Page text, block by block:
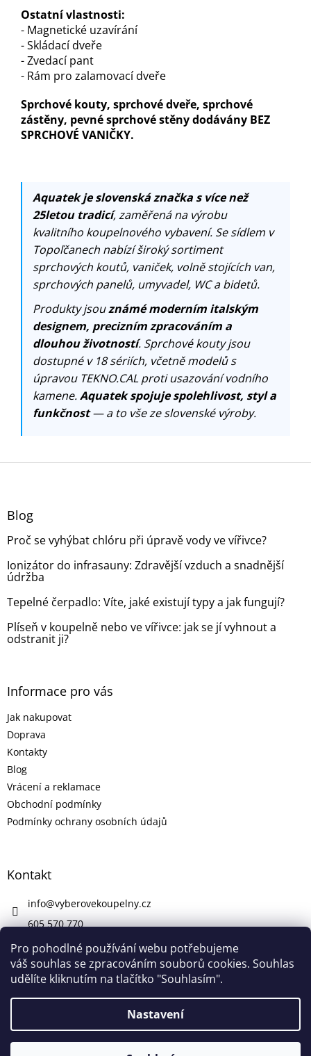
Pro pohodlné používání webu potřebujeme
váš souhlas se zpracováním souborů cookies. Souhlas
udělíte kliknutím na tlačítko "Souhlasím".
Nastavení
V pátek 7. 8. máme firemní dovolenou. V případě potřeby nám
Ostatní vlastnosti:
- Magnetické uzavírání
- Skládací dveře
- Zvedací pant
- Rám pro zalamovací dveře
Sprchové kouty, sprchové dveře, sprchové
zástěny, pevné sprchové stěny dodávány BEZ
SPRCHOVÉ VANIČKY.
Aquatek je slovenská značka s více než
25letou tradicí, zaměřená na výrobu
kvalitního koupelnového vybavení. Se sídlem v
Topoľčanech nabízí široký sortiment
sprchových koutů, vaniček, volně stojících van,
sprchových panelů, umyvadel, WC a bidetů.
Produkty jsouznámé moderním italským
designem, precizním zpracováním a
dlouhou životností. Sprchové kouty jsou
dostupné v 18 sériích, včetně modelů s
úpravou TEKNO.CAL proti usazování vodního
kamene.Aquatek spojuje spolehlivost, styl a
funkčnost— a to vše ze slovenské výroby.
Z
Blog
Proč se vyhýbat chlóru při úpravě vody ve vířivce?
Ionizátor do infrasauny: Zdravější vzduch a snadnější
údržba
Tepelné čerpadlo: Víte, jaké existují typy a jak fungují?
Plíseň v koupelně nebo ve vířivce: jak se jí vyhnout a
odstranit ji?
Informace pro vás
Jak nakupovat
Doprava
Kontakty
Blog
Vrácení a reklamace
Obchodní podmínky
Podmínky ochrany osobních údajů
Kontakt
info@vyberovekoupelny.cz
605 570 770
https://www.facebook.com/vyberovekoupelny/
Copyright 2026Výběrové Koupelny. Všechna práva